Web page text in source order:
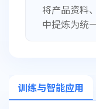
将产品资料
中提炼为统
训练与智能应用